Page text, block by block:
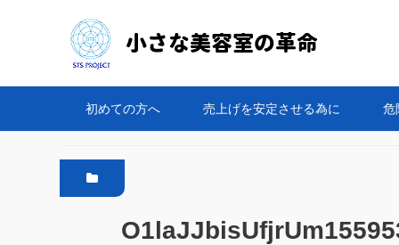
初めての方へ 売上げを安定させる為に 危